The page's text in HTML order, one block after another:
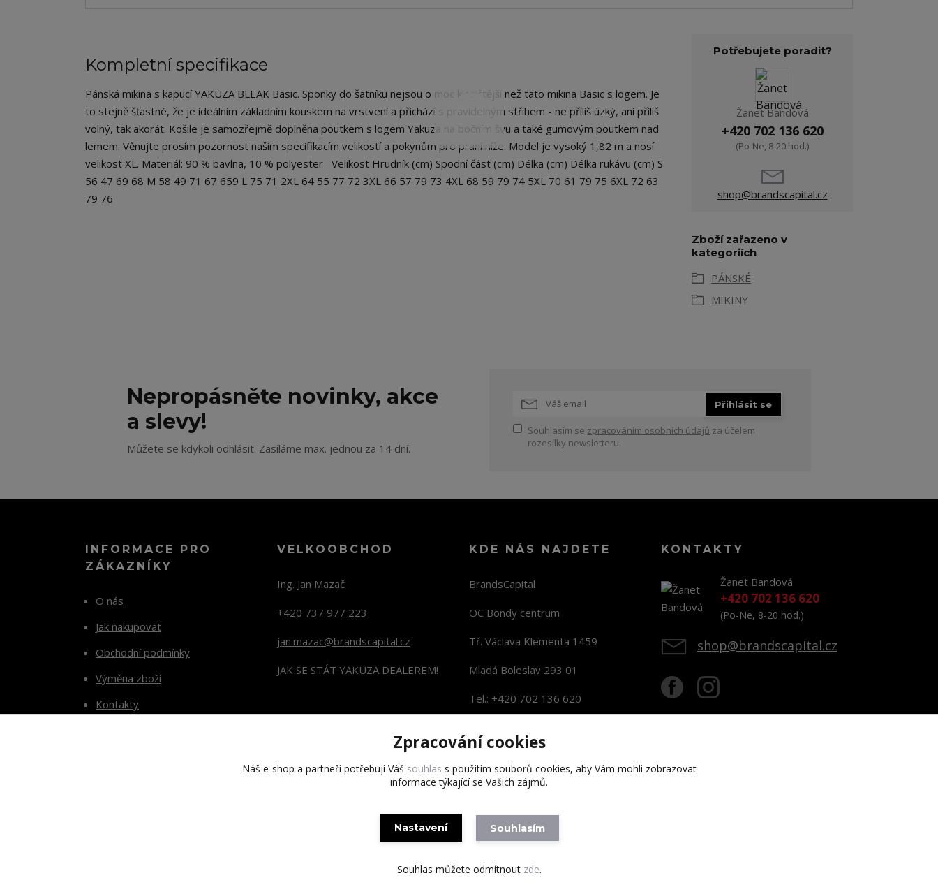
Kompletní specifikace
Pánská mikina s kapucí YAKUZA BLEAK Basic. Sponky do šatníku nejsou o moc klasičtější než tato mikina Basic s logem. Je
to stejně šťastné, že je ideálním základním kouskem na vrstvení a přichází s pravidelným střihem - ne příliš úzký, ani příliš
volný, tak akorát. Košile je samozřejmě doplněna poutkem s logem Yakuza na bočním švu a také gumovým poutkem nad
lemem. Věnujte prosím pozornost našim specifikacím velikostí a pokynům pro praní níže. Model je vysoký 1,82 m a nosí
velikost XL. Materiál: 90 % bavlna, 10 % polyester Velikost Hrudník (cm) Spodní část (cm) Délka (cm) Délka rukávu (cm) S
56 47 69 68 M 58 49 71 67 659 L 75 71 2XL 64 55 77 72 3XL 66 57 79 73 4XL 68 59 79 74 5XL 70 61 79 75 6XL 72 63
79 76
Potřebujete poradit?
Žanet Bandová
+420 702 136 620
(Po-Ne, 8-20 hod.)
shop@brandscapital.cz
Zboží zařazeno v
kategoriích
PÁNSKÉ
MIKINY
Nepropásněte novinky, akce
a slevy!
Můžete se kdykoli odhlásit. Zasíláme max. jednou za 14 dní.
Přihlásit se
Souhlasím se zpracováním osobních údajů za účelem
rozesílky newsletteru.
INFORMACE PRO
ZÁKAZNÍKY
O nás
Jak nakupovat
Obchodní podmínky
Výměna zboží
Kontakty
VELKOOBCHOD
Ing. Jan Mazač
+420 737 977 223
jan.mazac@brandscapital.cz
JAK SE STÁT YAKUZA DEALEREM!
KDE NÁS NAJDETE
BrandsCapital
OC Bondy centrum
Tř. Václava Klementa 1459
Mladá Boleslav 293 01
Tel.: +420 702 136 620
KONTAKTY
Žanet Bandová
+420 702 136 620
(Po-Ne, 8-20 hod.)
shop@brandscapital.cz
Copyright 2020 BrandsCapital s.r.o.
Zpracování cookies
Náš e-shop a partneři potřebují Váš souhlas s použitím souborů cookies, aby Vám mohli zobrazovat
informace týkající se Vašich zájmů.
Nastavení Souhlasím
Souhlas můžete odmítnout zde.